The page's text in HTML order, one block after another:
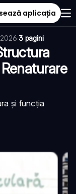
aplicația
·3 pagini
și funcția